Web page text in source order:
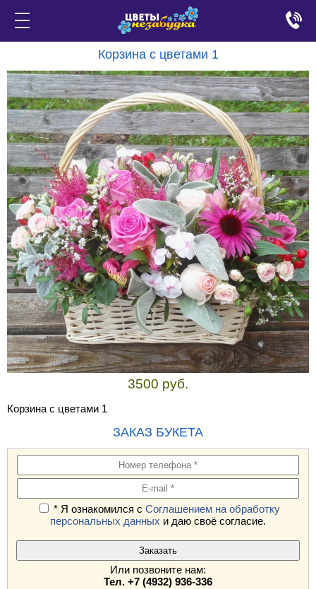
Корзина с цветами 1
3500 руб.
Корзина с цветами 1
ЗАКАЗ БУКЕТА
* Я ознакомился с Соглашением на обработку
персональных данных и даю своё согласие.
Или позвоните нам:
Тел. +7 (4932) 936-336